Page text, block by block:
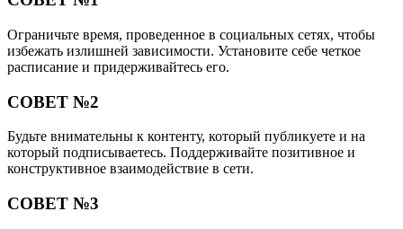
Ограничьте время, проведенное в социальных сетях, чтобы
избежать излишней зависимости. Установите себе четкое
расписание и придерживайтесь его.
СОВЕТ №2
Будьте внимательны к контенту, который публикуете и на
который подписываетесь. Поддерживайте позитивное и
конструктивное взаимодействие в сети.
СОВЕТ №3